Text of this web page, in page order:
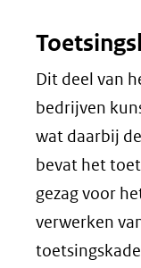
Dit deel van
bedrijven
wat daarbij
bevat het
gezag voor
verwerken